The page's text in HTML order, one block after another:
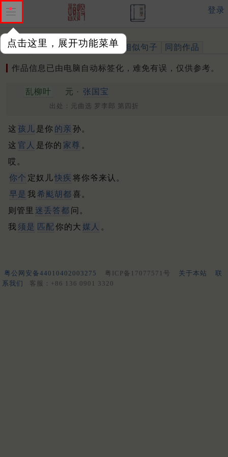
点击这里，展开功能菜单
登录
作品 标注四声 出处、引用 相似句子 同韵作品
作品信息已由电脑自动标签化，难免有误，仅供参考。
乱柳叶 元 · 张国宝
出处：元曲选 罗李郎 第四折
这 孩儿 是你 的亲 孙。
这 官人 是你的 家尊 。
哎。
你个 定奴儿快疾 将你爷来认。
早是 我 希颩胡都喜。
则管里 迷丢答都 问。
我 须是 匹配你的大 媒人 。
粤公网安备44010402003275 粤ICP备17077571号 关于本站
联
系我们
客服：+86 136 0901 3320